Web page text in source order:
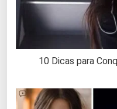
10 Dicas para